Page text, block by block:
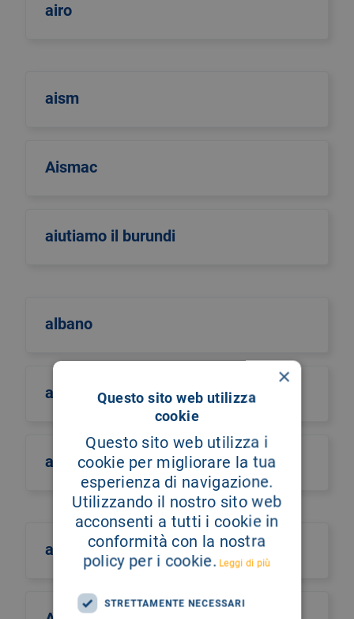
airo
aism
Aismac
aiutiamo il burundi
albano
albero della vita
alberto castiglione
alberto culotta
×
Questo sito web utilizza
cookie
Questo sito web utilizza i
cookie per migliorare la tua
esperienza di navigazione.
Utilizzando il nostro sito web
acconsenti a tutti i cookie in
conformità con la nostra
policy per i cookie. Leggi di più
STRETTAMENTE NECESSARI